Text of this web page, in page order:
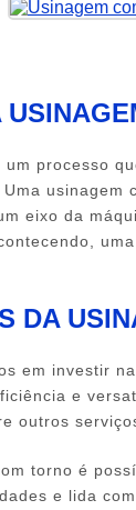
um processo
usinagem
eixo da
DA
em investir na
e
outros
torno é
e lida